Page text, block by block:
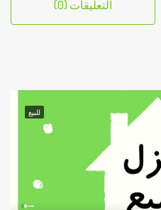
التعليقات (0)
للبيع